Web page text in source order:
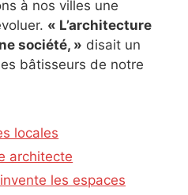
à nos villes une
« L’architecture
société, » disait un
bâtisseurs de notre
locales
architecte
les espaces